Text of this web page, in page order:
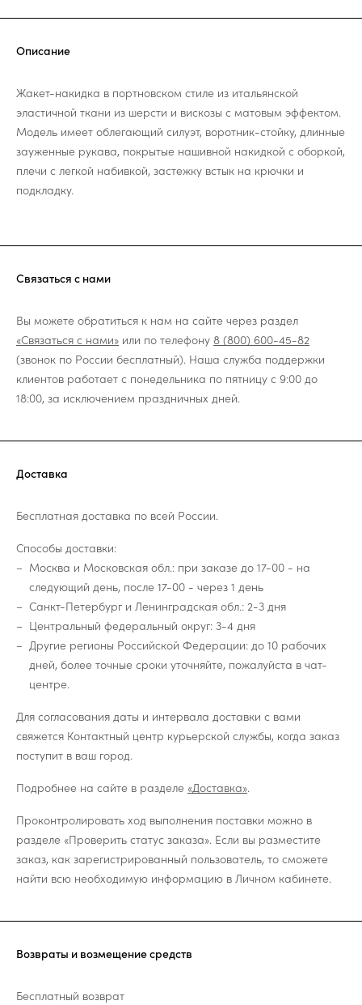
Описание
Жакет-накидка в портновском стиле из итальянской
эластичной ткани из шерсти и вискозы с матовым эффектом.
Модель имеет облегающий силуэт, воротник-стойку, длинные
зауженные рукава, покрытые нашивной накидкой с оборкой,
плечи с легкой набивкой, застежку встык на крючки и
подкладку.
Связаться с нами
Вы можете обратиться к нам на сайте через раздел
«Связаться с нами» или по телефону 8 (800) 600-45-82
(звонок по России бесплатный). Наша служба поддержки
клиентов работает с понедельника по пятницу с 9:00 до
18:00, за исключением праздничных дней.
Доставка
Бесплатная доставка по всей России.
Способы доставки:
Москва и Московская обл.: при заказе до 17-00 - на
следующий день, после 17-00 - через 1 день
Санкт-Петербург и Ленинградская обл.: 2-3 дня
Центральный федеральный округ: 3-4 дня
Другие регионы Российской Федерации: до 10 рабочих
дней, более точные сроки уточняйте, пожалуйста в чат-
центре.
Для согласования даты и интервала доставки с вами
свяжется Контактный центр курьерской службы, когда заказ
поступит в ваш город.
Подробнее на сайте в разделе «Доставка».
Проконтролировать ход выполнения поставки можно в
разделе «Проверить статус заказа». Если вы разместите
заказ, как зарегистрированный пользователь, то сможете
найти всю необходимую информацию в Личном кабинете.
Возвраты и возмещение средств
Бесплатный возврат